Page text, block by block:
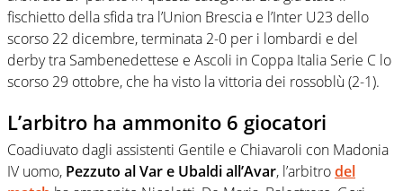
fischietto della sfida tra l’Union Brescia e l’Inter U23 dello
scorso 22 dicembre, terminata 2-0 per i lombardi e del
derby tra Sambenedettese e Ascoli in Coppa Italia Serie C lo
scorso 29 ottobre, che ha visto la vittoria dei rossoblù (2-1).
L’arbitro ha ammonito 6 giocatori
Coadiuvato dagli assistenti Gentile e Chiavaroli con Madonia
IV uomo, Pezzuto al Var e Ubaldi all’Avar, l’arbitrodel